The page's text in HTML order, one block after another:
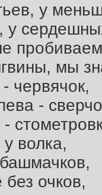
у
у
мы
червячок,
-
волка,
очков,